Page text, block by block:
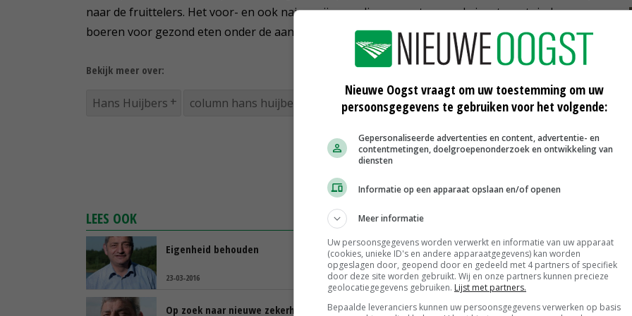
naar de fruittelers. Het voor- en ook najaar zijn van die momenten om de inzet van tuinders en
boeren voor gezond eten onder de aandacht te brengen. Pak die kans.
Bekijk meer over:
Hans Huijbers column hans huijbers
LEES OOK
Eigenheid behouden
23-03-2016
Rollen omdraaien
24-02-2016
Op zoek naar nieuwe zekerheden Prullenbak
Nieuwe Oogst vraagt om uw toestemming om uw
persoonsgegevens te gebruiken voor het volgende:
Gepersonaliseerde advertenties en content, advertentie- en
contentmetingen, doelgroepenonderzoek en ontwikkeling van
diensten
Informatie op een apparaat opslaan en/of openen
Meer informatie
Uw persoonsgegevens worden verwerkt en informatie van uw apparaat
(cookies, unieke ID's en andere apparaatgegevens) kan worden
opgeslagen door, geopend door en gedeeld met 4 partners of specifiek
door deze site worden gebruikt. Wij en onze partners kunnen precieze
geolocatiegegevens gebruiken. Lijst met partners.
Bepaalde leveranciers kunnen uw persoonsgegevens verwerken op basis